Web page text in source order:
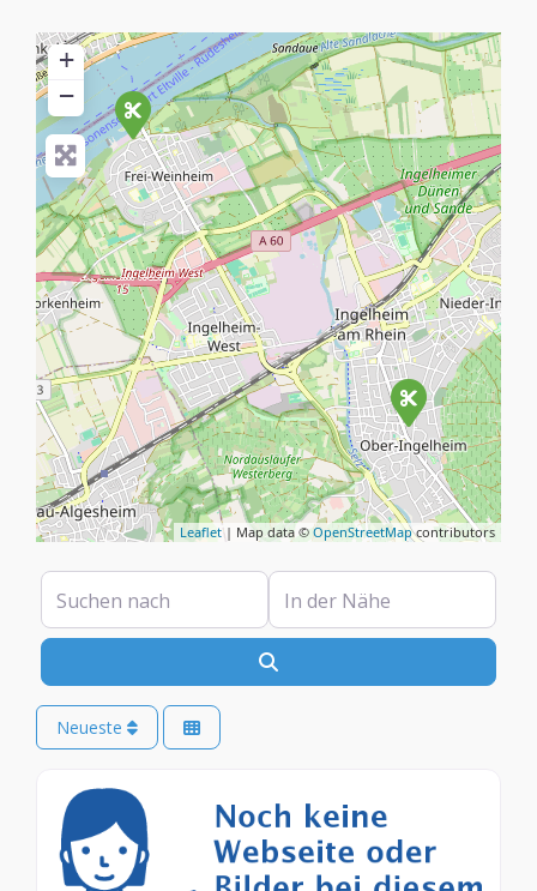
+
−
Leaflet| Map data © OpenStreetMapcontributors
Suchen nach In der Nähe
Neueste